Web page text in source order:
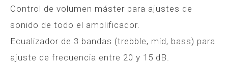
Control de volumen máster para ajustes de
sonido de todo el amplificador.
Ecualizador de 3 bandas (trebble, mid, bass) para
ajuste de frecuencia entre 20 y 15 dB.